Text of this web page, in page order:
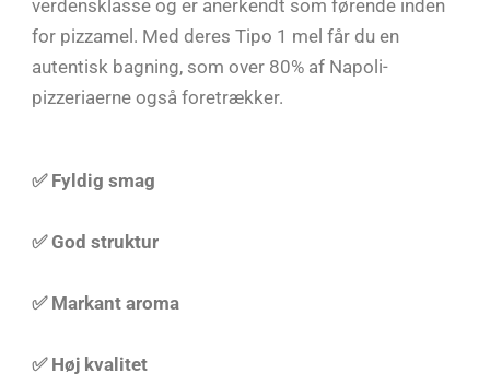
verdensklasse og er anerkendt som førende inden
for pizzamel. Med deres Tipo 1 mel får du en
autentisk bagning, som over 80% af Napoli-
pizzeriaerne også foretrækker.
✅ Fyldig smag
✅ God struktur
✅ Markant aroma
✅ Høj kvalitet